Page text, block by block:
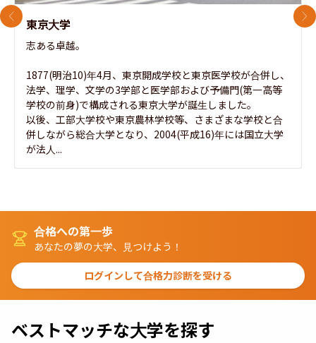
東京大学
志ある卓越。
1877(明治10)年4月、東京開成学校と東京医学校が合併し、
法学、理学、文学の3学部と医学部および予備門(第一高等
学校の前身)で構成される東京大学が誕生しました。
以後、工部大学校や東京農林学校等、さまざまな学校と合
併しながら総合大学となり、2004(平成16)年には国立大学
が法人...
前のスライド 次
合格への第一歩
あなたの夢の大学、見つけよう！
ログインして合格力診断を受ける
ベストマッチな大学を探す